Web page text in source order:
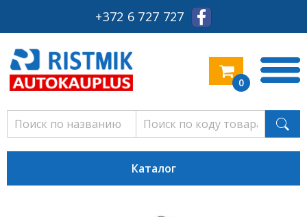
+372 6 727 727
0
Каталог